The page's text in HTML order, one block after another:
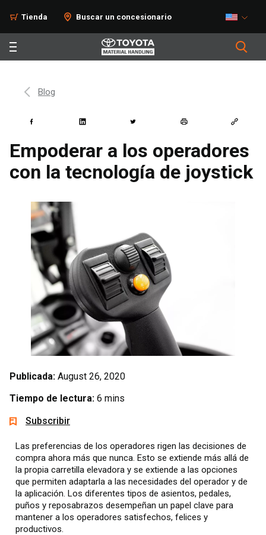
Tienda Buscar un concesionario
Blog
Empoderar a los operadores
con la tecnología de joystick
Publicada: August 26, 2020
Tiempo de lectura: 6 mins
Subscribir
Las preferencias de los operadores rigen las decisiones de
compra ahora más que nunca. Esto se extiende más allá de
la propia carretilla elevadora y se extiende a las opciones
que permiten adaptarla a las necesidades del operador y de
la aplicación. Los diferentes tipos de asientos, pedales,
puños y reposabrazos desempeñan un papel clave para
mantener a los operadores satisfechos, felices y
productivos.